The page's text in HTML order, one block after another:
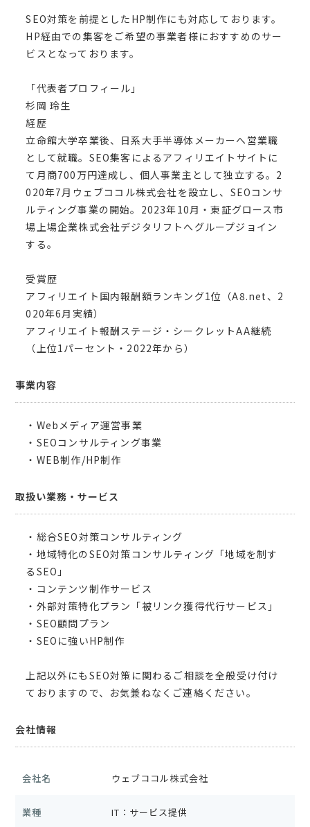
SEO対策を前提としたHP制作にも対応しております。
HP経由での集客をご希望の事業者様におすすめのサー
ビスとなっております。
「代表者プロフィール」
杉岡 玲生
経歴
立命館大学卒業後、日系大手半導体メーカーへ営業職
として就職。SEO集客によるアフィリエイトサイトに
て月商700万円達成し、個人事業主として独立する。2
020年7月ウェブココル株式会社を設立し、SEOコンサ
ルティング事業の開始。2023年10月・東証グロース市
場上場企業株式会社デジタリフトへグループジョイン
する。
受賞歴
アフィリエイト国内報酬額ランキング1位（A8.net、2
020年6月実績）
アフィリエイト報酬ステージ・シークレットAA継続
（上位1パーセント・2022年から）
事業内容
・Webメディア運営事業
・SEOコンサルティング事業
・WEB制作/HP制作
取扱い業務・サービス
・総合SEO対策コンサルティング
・地域特化のSEO対策コンサルティング「地域を制す
るSEO」
・コンテンツ制作サービス
・外部対策特化プラン「被リンク獲得代行サービス」
・SEO顧問プラン
・SEOに強いHP制作
上記以外にもSEO対策に関わるご相談を全般受け付け
ておりますので、お気兼ねなくご連絡ください。
会社情報
会社名 ウェブココル株式会社
業種 IT：サービス提供